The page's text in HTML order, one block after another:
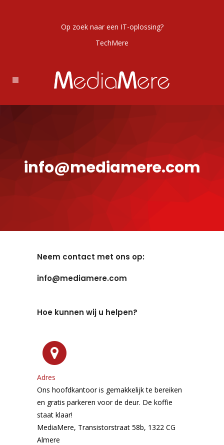
Op zoek naar een IT-oplossing?
TechMere
info@mediamere.com
Neem contact met ons op:
info@mediamere.com
Hoe kunnen wij u helpen?
Adres
Ons hoofdkantoor is gemakkelijk te bereiken
en gratis parkeren voor de deur. De koffie
staat klaar!
MediaMere, Transistorstraat 58b, 1322 CG
Almere